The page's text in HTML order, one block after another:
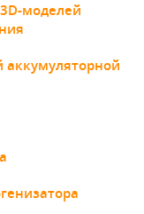
моделей